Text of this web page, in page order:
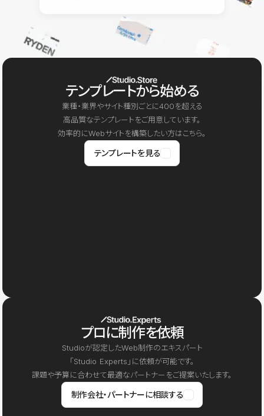
テンプレートから始める
業種・業界やサイト種別ごとに400を超える
高品質なテンプレートをご用意しています。
効率的にWebサイトを構築したい方はこちら。
テンプレートを見る
プロに制作を依頼
Studioが認定したWeb制作のエキスパート
「Studio Experts」に依頼が可能です。
課題や予算に合わせて最適なパートナーをご提案いたします。
制作会社・パートナーに相談する